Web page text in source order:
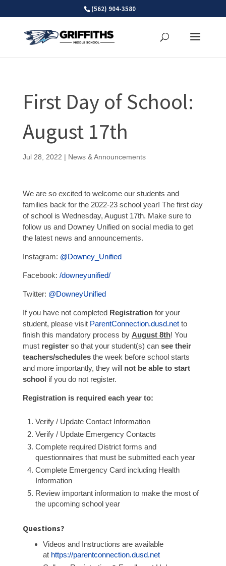
(562) 904-3580
First Day of School:
August 17th
Jul 28, 2022 | News & Announcements
We are so excited to welcome our students and
families back for the 2022-23 school year! The first day
of school is Wednesday, August 17th. Make sure to
follow us and Downey Unified on social media to get
the latest news and announcements.
Instagram: @Downey_Unified
Facebook: /downeyunified/
Twitter: @DowneyUnified
If you have not completed Registrationfor your
student, please visit ParentConnection.dusd.netto
finish this mandatory process by August 8th! You
must registerso that your student(s) can see their
teachers/schedulesthe week before school starts
and more importantly, they will not be able to start
school if you do not register.
Registration is required each year to:
Verify / Update Contact Information
Verify / Update Emergency Contacts
Complete required District forms and
questionnaires that must be submitted each year
Complete Emergency Card including Health
Information
Review important information to make the most of
the upcoming school year
Questions?
Videos and Instructions are available
at https://parentconnection.dusd.net